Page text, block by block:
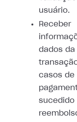
usuário.
Receber
dados da
casos de
sucedido